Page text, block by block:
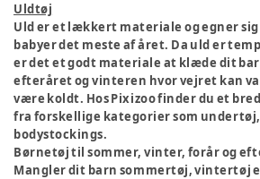
Uldtøj
Uld er et lækkert materiale og egner
babyer det meste af året. Da uld er
er det et godt materiale at klæde dit
efteråret og vinteren hvor vejret kan
være koldt. Hos Pixizoo finder du et
fra forskellige kategorier som
bodystockings.
Børnetøj til sommer, vinter, forår og
Mangler dit barn sommertøj, vintertøj